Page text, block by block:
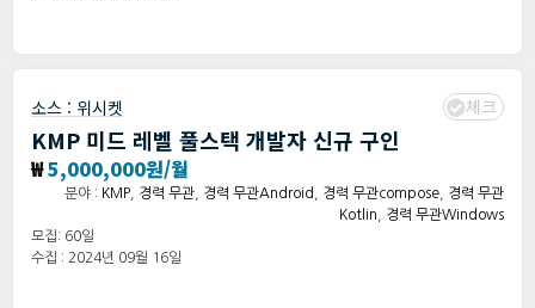
소스 : 위시켓 체크
KMP 미드 레벨 풀스택 개발자 신규 구인
₩5,000,000원/월
분야 : KMP 경력 무관 경력 무관Android 경력 무관compose
경력 무관
Kotlin
경력 무관Windows
모집: 60일
수집 : 2024년 09월 16일